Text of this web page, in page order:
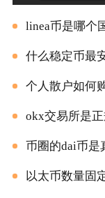
linea币是哪个
什么稳定币最
个人散户如何
okx交易所是
币圈的dai币是
以太币数量固